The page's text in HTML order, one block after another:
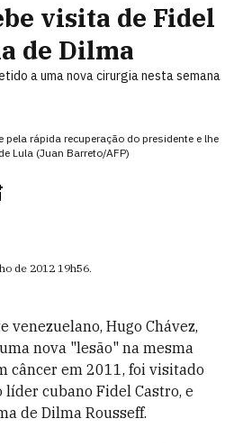
visita de Fidel
de Dilma
a uma nova cirurgia nesta semana
rápida recuperação do presidente e lhe
Lula (Juan Barreto/AFP)
de 2012 19h56.
venezuelano, Hugo Chávez,
nova "lesão" na mesma
câncer em 2011, foi visitado
cubano Fidel Castro, e
de Dilma Rousseff.